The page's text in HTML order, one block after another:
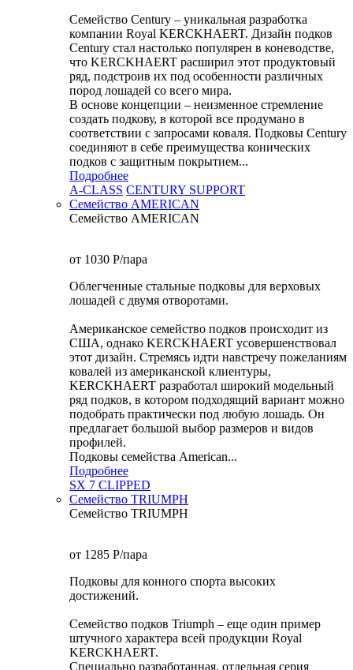
Семейство Century – уникальная разработка
компании Royal KERCKHAERT. Дизайн подков
Century стал настолько популярен в коневодстве,
что KERCKHAERT расширил этот продуктовый
ряд, подстроив их под особенности различных
пород лошадей со всего мира.
В основе концепции – неизменное стремление
создать подкову, в которой все продумано в
соответствии с запросами коваля. Подковы Century
cоединяют в себе преимущества конических
подков с защитным покрытием...
Подробнее
A-CLASS CENTURY SUPPORT
Семейство AMERICAN
Семейство AMERICAN
от 1030 P/пара
Облегченные стальные подковы для верховых
лошадей с двумя отворотами.
Американское семейство подков происходит из
США, однако KERCKHAERT усовершенствовал
этот дизайн. Стремясь идти навстречу пожеланиям
ковалей из американской клиентуры,
KERCKHAERT разработал широкий модельный
ряд подков, в котором подходящий вариант можно
подобрать практически под любую лошадь. Он
предлагает большой выбор размеров и видов
профилей.
Подковы семейства American...
Подробнее
SX 7 CLIPPED
Семейство TRIUMPH
Семейство TRIUMPH
от 1285 P/пара
Подковы для конного спорта высоких
достижений.
Семейство подков Triumph – еще один пример
штучного характера всей продукции Royal
KERCKHAERT.
Специально разработанная, отдельная серия